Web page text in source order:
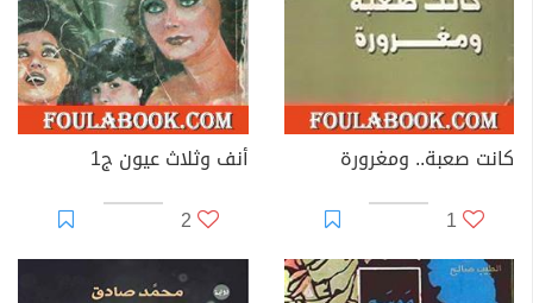
كانت صعبة.. ومغرورة
1
أنف وثلاث عيون ج1
2